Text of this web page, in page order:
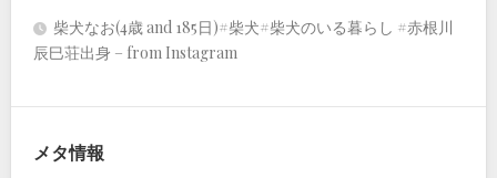
柴犬なお(4歳 and 185日)#柴犬#柴犬のいる暮らし #赤根川
辰巳荘出身 – from Instagram
メタ情報